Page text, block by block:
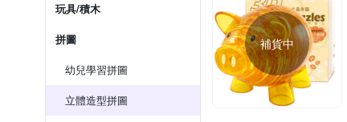
玩具/積木
拼圖
幼兒學習拼圖
立體造型拼圖
補貨中